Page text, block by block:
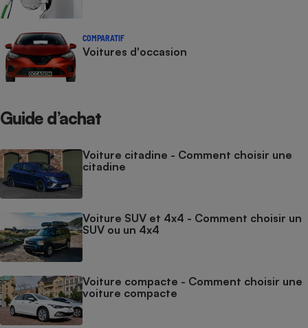
COMPARATIF
Voitures d'occasion
Guide d’achat
Voiture citadine - Comment choisir une
citadine
Voiture SUV et 4x4 - Comment choisir un
SUV ou un 4x4
Voiture compacte - Comment choisir une
voiture compacte